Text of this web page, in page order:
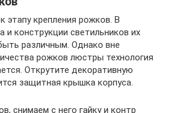
этапу крепления рожков. В
и конструкции светильников их
различным. Однако вне
рожков люстры технология
Открутите декоративную
защитная крышка корпуса.
снимаем с него гайку и контр